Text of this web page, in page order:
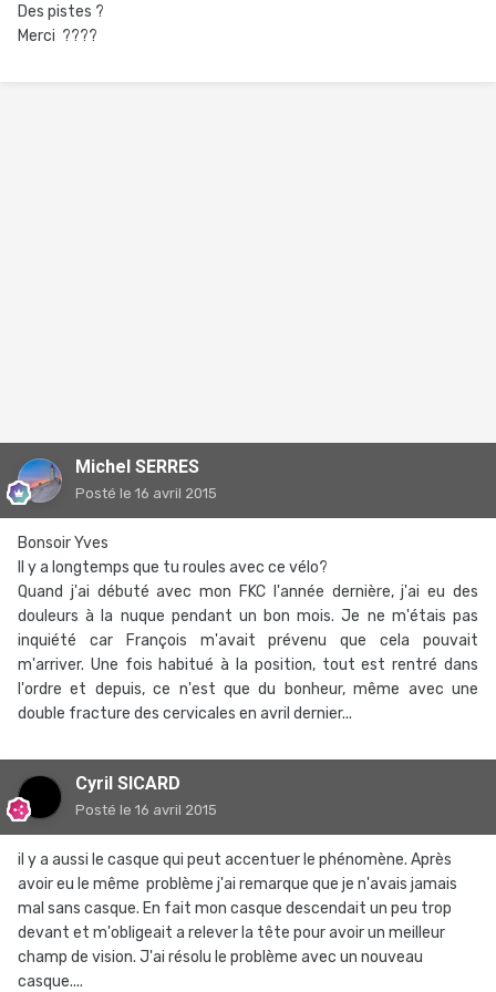
Des pistes ?
Merci ????
Michel SERRES
Posté le 16 avril 2015
Bonsoir Yves
Il y a longtemps que tu roules avec ce vélo?
Quand j'ai débuté avec mon FKC l'année dernière, j'ai eu des
douleurs à la nuque pendant un bon mois. Je ne m'étais pas
inquiété car François m'avait prévenu que cela pouvait
m'arriver. Une fois habitué à la position, tout est rentré dans
l'ordre et depuis, ce n'est que du bonheur, même avec une
double fracture des cervicales en avril dernier...
Cyril SICARD
Posté le 16 avril 2015
il y a aussi le casque qui peut accentuer le phénomène. Après
avoir eu le même problème j'ai remarque que je n'avais jamais
mal sans casque. En fait mon casque descendait un peu trop
devant et m'obligeait a relever la tête pour avoir un meilleur
champ de vision. J'ai résolu le problème avec un nouveau
casque....